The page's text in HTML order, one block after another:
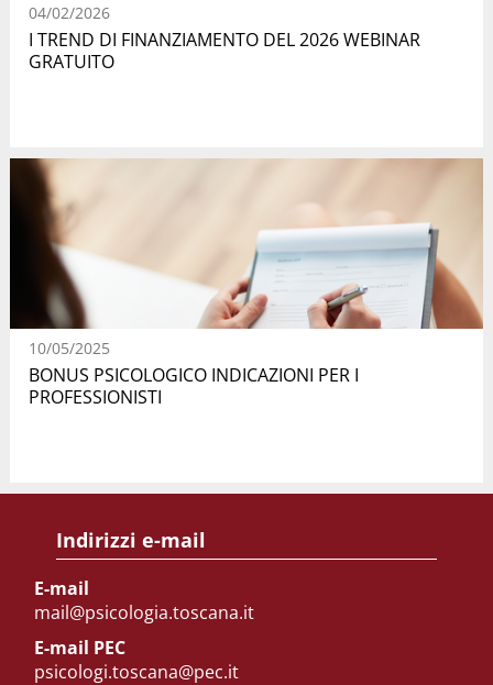
04/02/2026
I TREND DI FINANZIAMENTO DEL 2026 WEBINAR
GRATUITO
10/05/2025
BONUS PSICOLOGICO INDICAZIONI PER I
PROFESSIONISTI
Indirizzi e-mail
E-mail
mail@psicologia.toscana.it
E-mail PEC
psicologi.toscana@pec.it